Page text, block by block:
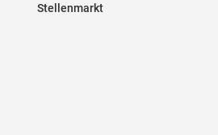
Stellenmarkt